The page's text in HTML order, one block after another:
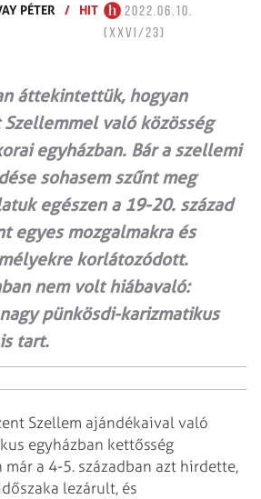
PÉTER /
HIT
2022.06.10.
(XXVI/23)
áttekintettük, hogyan
való közösség
egyházban. Bár a szellemi
sohasem szűnt meg
egészen a 19-20. század
egyes mozgalmakra és
korlátozódott.
nem volt hiábavaló:
pünkösdi-karizmatikus
tart.
Szellem ajándékaival való
egyházban kettősség
a 4-5. században azt hirdette,
lezárult, és